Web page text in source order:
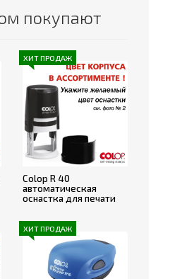
покупают
ХИТ ПРОДАЖ
Colop R 40
автоматическая
оснастка для печати
ХИТ ПРОДАЖ